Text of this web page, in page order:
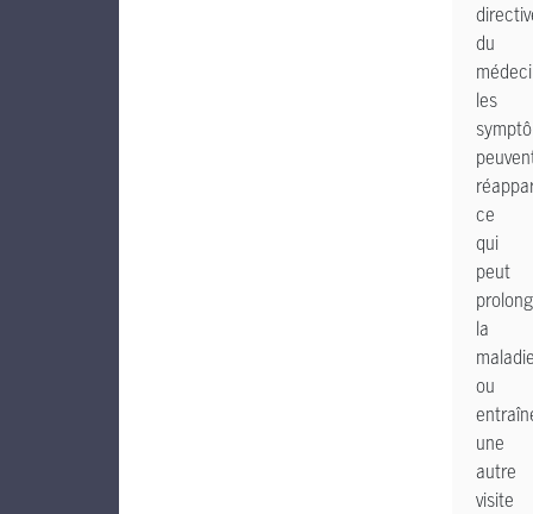
du
les
ce
qui
peut
la
ou
une
autre
visite